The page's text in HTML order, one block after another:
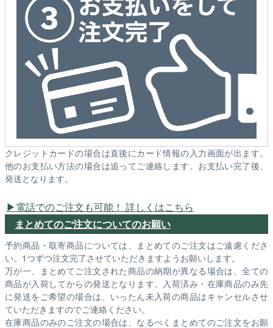
クレジットカードの場合は直後にカード情報の入力画面が出ます。
他のお支払い方法の場合は追ってご連絡します。お支払い完了後、
発送となります。
電話でのご注文も可能！ 詳しくはこちら
まとめてのご注文についてのお願い
予約商品・取寄商品については、まとめてのご注文はご遠慮くださ
い。1つずつ注文完了させていただきますようお願いします。
万が一、まとめてご注文された商品の納期が異なる場合は、全ての
商品が入荷してからの発送となります。入荷済み・在庫商品のみ先
に発送をご希望の場合は、いったん未入荷の商品はキャンセルさせ
ていただきますのでご連絡ください。
在庫商品のみのご注文の場合は、なるべくまとめてのご注文をお願